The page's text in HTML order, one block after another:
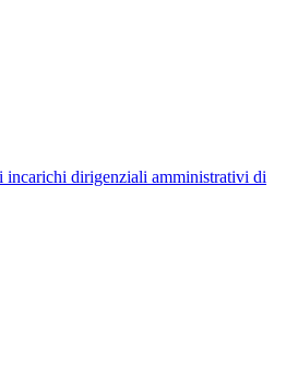
incarichi dirigenziali amministrativi di